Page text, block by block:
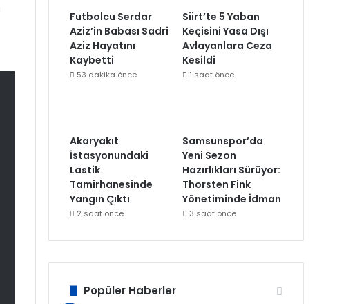
Futbolcu Serdar
Aziz’in Babası Sadri
Aziz Hayatını
Kaybetti
53 dakika önce
Siirt’te 5 Yaban
Keçisini Yasa Dışı
Avlayanlara Ceza
Kesildi
1 saat önce
Akaryakıt
İstasyonundaki
Lastik
Tamirhanesinde
Yangın Çıktı
2 saat önce
Samsunspor’da
Yeni Sezon
Hazırlıkları Sürüyor:
Thorsten Fink
Yönetiminde İdman
3 saat önce
Popüler Haberler